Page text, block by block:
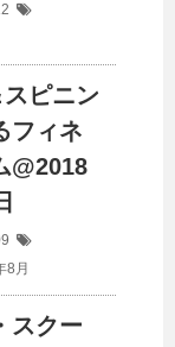
ピニン
フィネ
@2018
8月
スクー